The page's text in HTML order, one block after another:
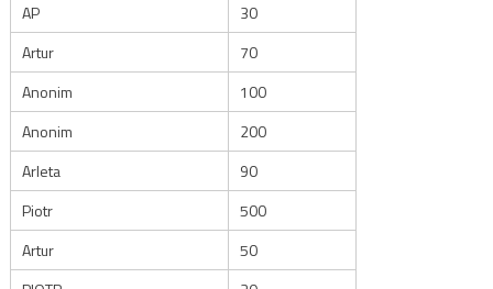
AP
30
Artur
70
Anonim
100
Anonim
200
Arleta
90
Piotr
500
Artur
50